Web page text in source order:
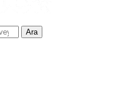
Ara